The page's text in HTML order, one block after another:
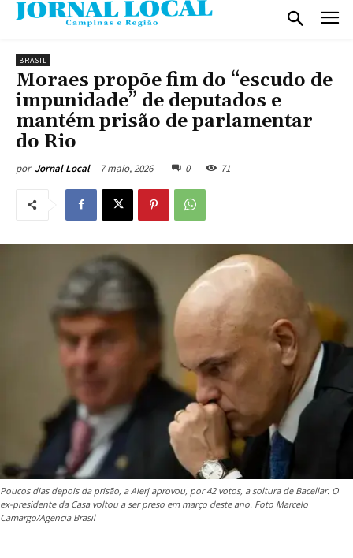
BRASIL
Moraes propõe fim do “escudo de
impunidade” de deputados e
mantém prisão de parlamentar
do Rio
por Jornal Local 7 maio, 2026 0 71
Poucos dias depois da prisão, a Alerj aprovou, por 42 votos, a soltura de Bacellar. O
ex-presidente da Casa voltou a ser preso em março deste ano. Foto Marcelo
Camargo/Agencia Brasil